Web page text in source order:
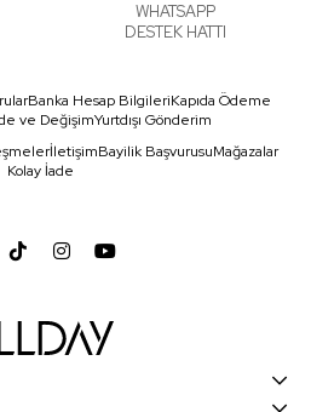
WHATSAPP
DESTEK HATTI
Banka Hesap BilgileriKapıda Ödeme
ve DeğişimYurtdışı Gönderim
İletişimBayilik BaşvurusuMağazalar
Kolay İade